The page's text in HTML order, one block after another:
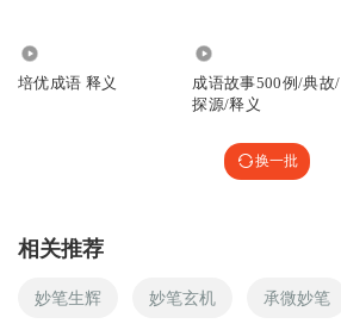
培优成语 释义
成语故事500例/典故/
探源/释义
换一批
相关推荐
妙笔生辉 妙笔玄机 承微妙笔